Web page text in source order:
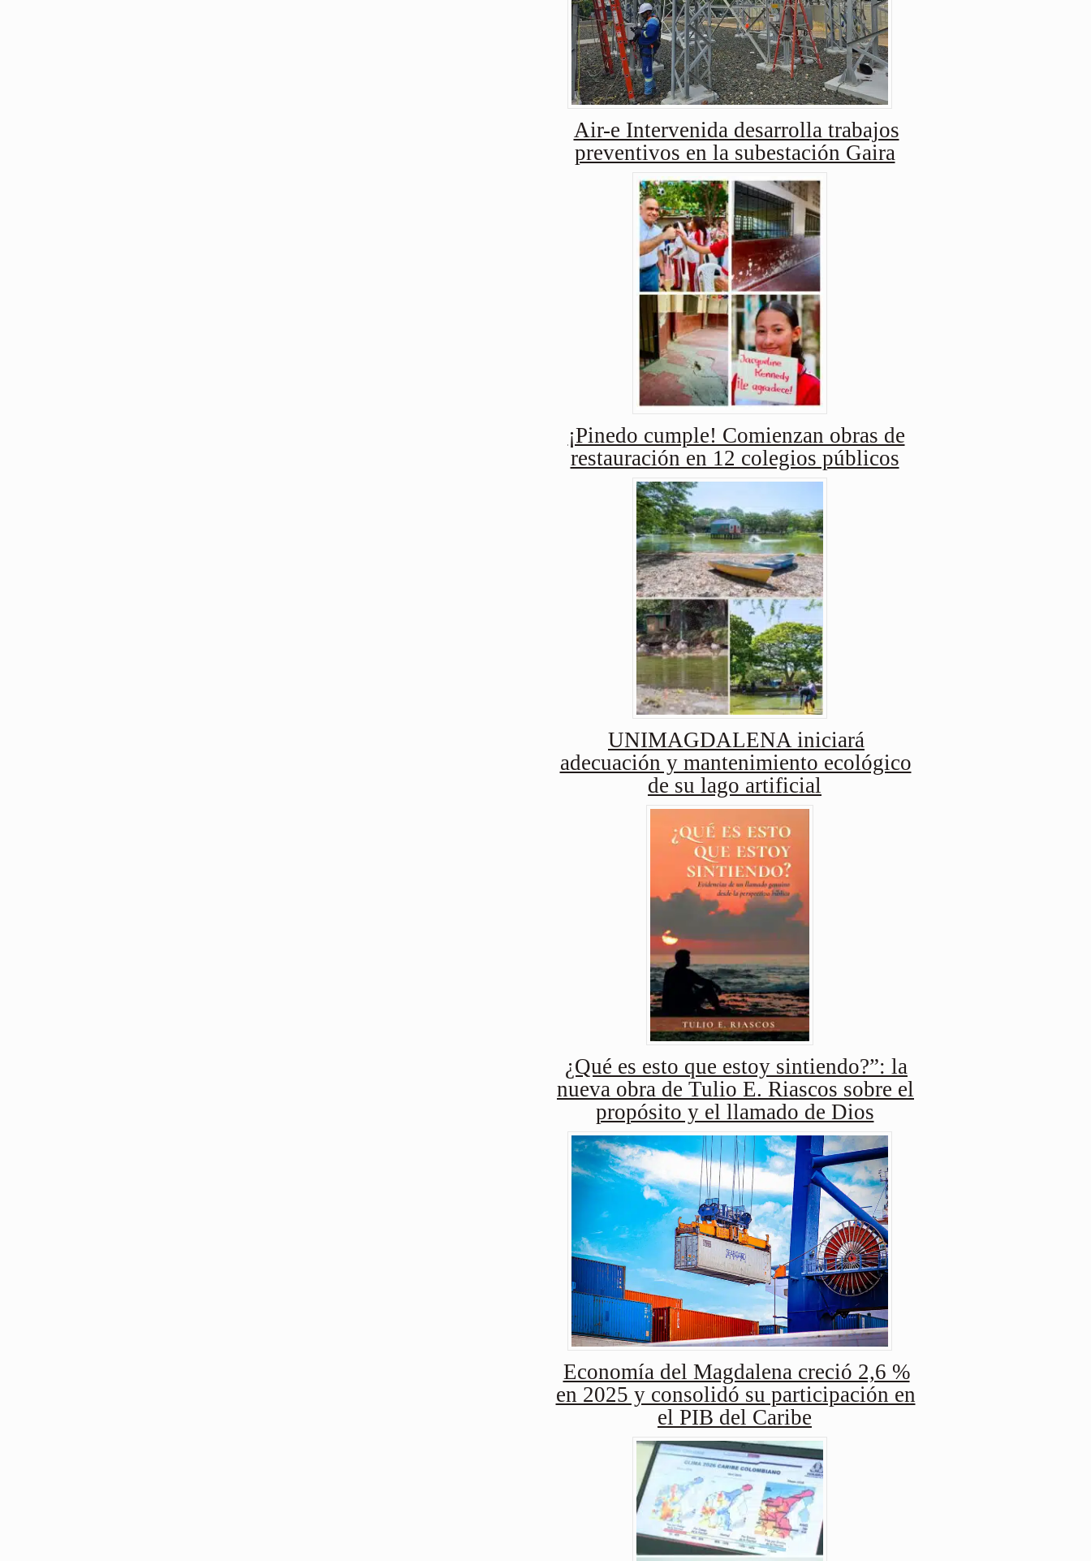
Air-e Intervenida desarrolla trabajos
preventivos en la subestación Gaira
¡Pinedo cumple! Comienzan obras de
restauración en 12 colegios públicos
UNIMAGDALENA iniciará
adecuación y mantenimiento ecológico
de su lago artificial
¿Qué es esto que estoy sintiendo?”: la
nueva obra de Tulio E. Riascos sobre el
propósito y el llamado de Dios
Economía del Magdalena creció 2,6 %
en 2025 y consolidó su participación en
el PIB del Caribe